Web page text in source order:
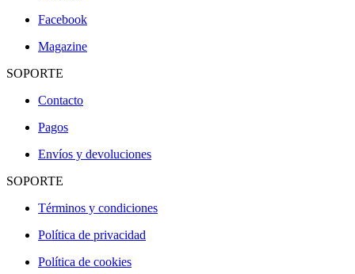
Facebook
Magazine
SOPORTE
Contacto
Pagos
Envíos y devoluciones
SOPORTE
Términos y condiciones
Política de privacidad
Política de cookies